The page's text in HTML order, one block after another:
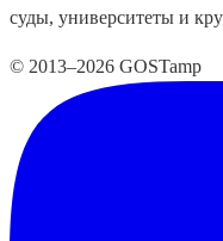
суды, университеты и
© 2013–2026 GOSTamp